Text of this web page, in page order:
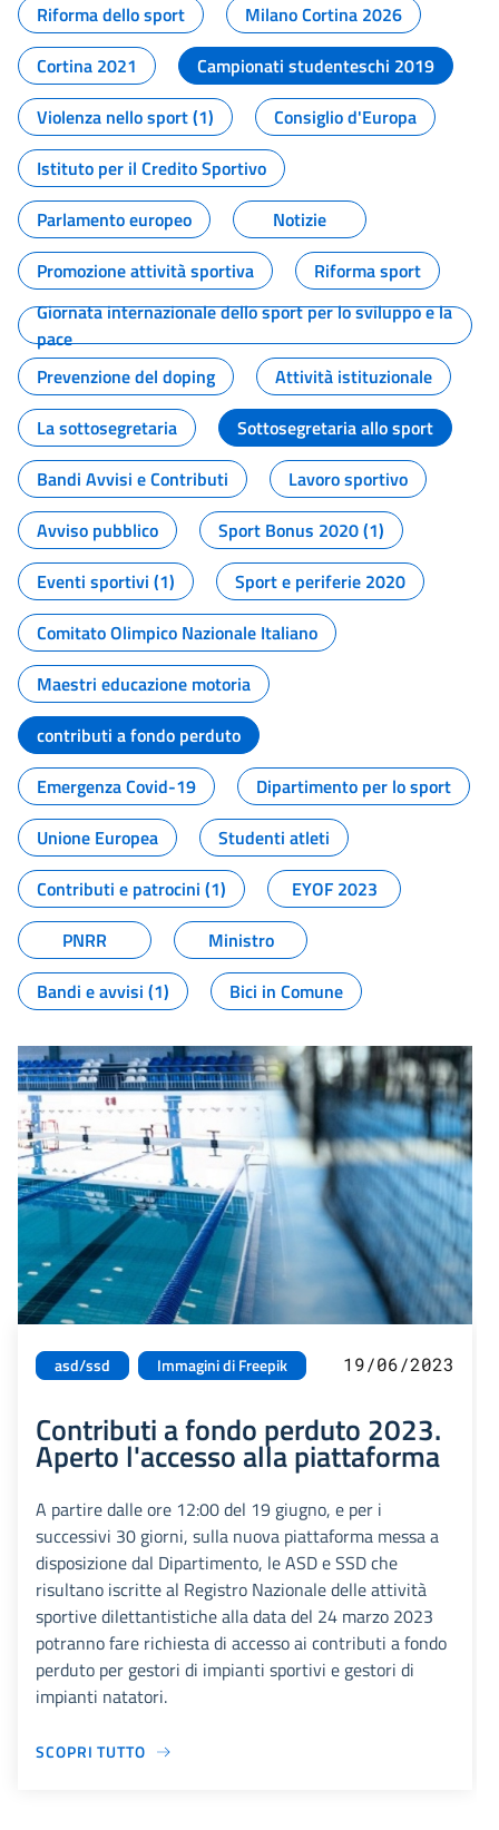
Riforma dello sport
Milano Cortina 2026
Cortina 2021
Campionati studenteschi 2019
Violenza nello sport (1)
Consiglio d'Europa
Istituto per il Credito Sportivo
Parlamento europeo
Notizie
Promozione attività sportiva
Riforma sport
Giornata internazionale dello sport per lo sviluppo e la
pace
Prevenzione del doping
Attività istituzionale
La sottosegretaria
Sottosegretaria allo sport
Bandi Avvisi e Contributi
Lavoro sportivo
Avviso pubblico
Sport Bonus 2020 (1)
Eventi sportivi (1)
Sport e periferie 2020
Comitato Olimpico Nazionale Italiano
Maestri educazione motoria
contributi a fondo perduto
Emergenza Covid-19
Dipartimento per lo sport
Unione Europea
Studenti atleti
Contributi e patrocini (1)
EYOF 2023
PNRR
Ministro
Bandi e avvisi (1)
Bici in Comune
asd/ssd Immagini di Freepik 19/06/2023
Contributi a fondo perduto 2023.
Aperto l'accesso alla piattaforma
A partire dalle ore 12:00 del 19 giugno, e per i
successivi 30 giorni, sulla nuova piattaforma messa a
disposizione dal Dipartimento, le ASD e SSD che
risultano iscritte al Registro Nazionale delle attività
sportive dilettantistiche alla data del 24 marzo 2023
potranno fare richiesta di accesso ai contributi a fondo
perduto per gestori di impianti sportivi e gestori di
impianti natatori.
SCOPRI TUTTO